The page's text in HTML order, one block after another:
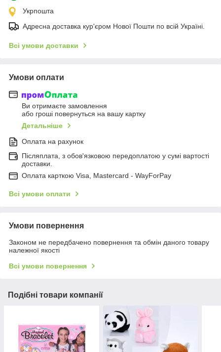
Укрпошта
Адресна доставка кур'єром Нової Пошти по всій Україні.
Всі умови доставки
Умови оплати
Ви отримаєте замовлення
або гроші повернуться на вашу картку
Детальніше
Оплата на рахунок
Післяплата, з обов'язковою передоплатою у сумі вартості
доставки.
Оплата карткою Visa, Mastercard - WayForPay
Всі умови оплати
Умови повернення
Законом не передбачено повернення та обмін даного товару
належної якості
Всі умови повернення
Подібні товари компанії